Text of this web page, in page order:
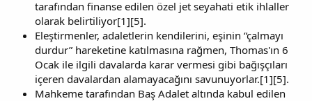
tarafından finanse edilen özel jet seyahati etik ihlaller
olarak belirtiliyor[1][5].
Eleştirmenler, adaletlerin kendilerini, eşinin “çalmayı
durdur” hareketine katılmasına rağmen, Thomas'ın 6
Ocak ile ilgili davalarda karar vermesi gibi bağışçıları
içeren davalardan alamayacağını savunuyorlar.[1][5].
Mahkeme tarafından Baş Adalet altında kabul edilen